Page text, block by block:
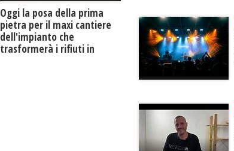
Oggi la posa della prima
pietra per il maxi cantiere
dell'impianto che
trasformerà i rifiuti in